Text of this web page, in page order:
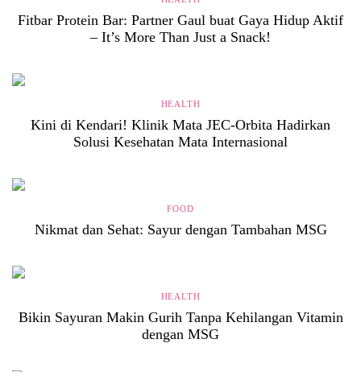
Fitbar Protein Bar: Partner Gaul buat Gaya Hidup Aktif
– It’s More Than Just a Snack!
HEALTH
Kini di Kendari! Klinik Mata JEC-Orbita Hadirkan
Solusi Kesehatan Mata Internasional
FOOD
Nikmat dan Sehat: Sayur dengan Tambahan MSG
HEALTH
Bikin Sayuran Makin Gurih Tanpa Kehilangan Vitamin
dengan MSG